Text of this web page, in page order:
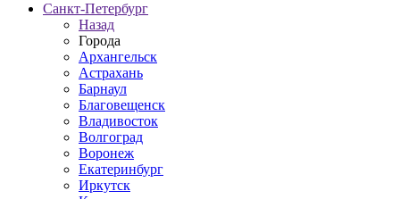
Санкт-Петербург
Назад
Города
Архангельск
Астрахань
Барнаул
Благовещенск
Владивосток
Волгоград
Воронеж
Екатеринбург
Иркутск